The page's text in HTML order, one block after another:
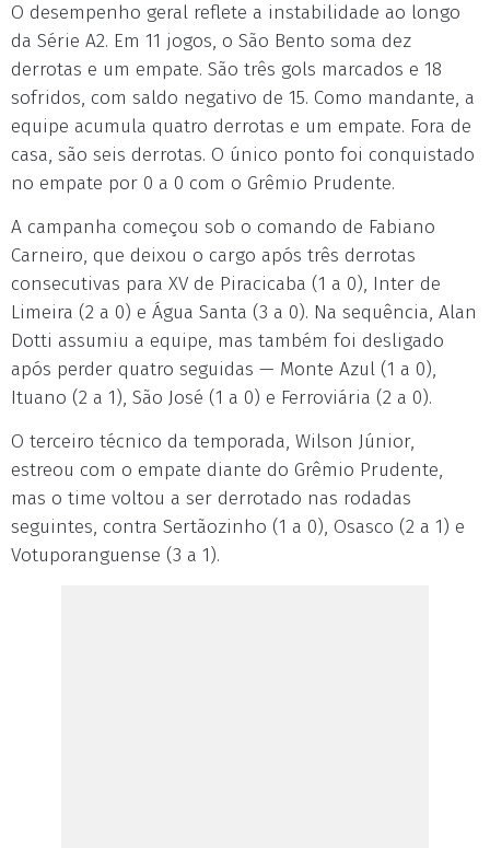
O desempenho geral reflete a instabilidade ao longo
da Série A2. Em 11 jogos, o São Bento soma dez
derrotas e um empate. São três gols marcados e 18
sofridos, com saldo negativo de 15. Como mandante, a
equipe acumula quatro derrotas e um empate. Fora de
casa, são seis derrotas. O único ponto foi conquistado
no empate por 0 a 0 com o Grêmio Prudente.
A campanha começou sob o comando de Fabiano
Carneiro, que deixou o cargo após três derrotas
consecutivas para XV de Piracicaba (1 a 0), Inter de
Limeira (2 a 0) e Água Santa (3 a 0). Na sequência, Alan
Dotti assumiu a equipe, mas também foi desligado
após perder quatro seguidas — Monte Azul (1 a 0),
Ituano (2 a 1), São José (1 a 0) e Ferroviária (2 a 0).
O terceiro técnico da temporada, Wilson Júnior,
estreou com o empate diante do Grêmio Prudente,
mas o time voltou a ser derrotado nas rodadas
seguintes, contra Sertãozinho (1 a 0), Osasco (2 a 1) e
Votuporanguense (3 a 1).